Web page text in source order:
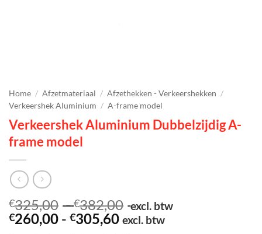
Home / Afzetmateriaal / Afzethekken - Verkeershekken /
Verkeershek Aluminium / A-frame model
Verkeershek Aluminium Dubbelzijdig A-
frame model
€325,00 - €382,00 Prijsklasse:
€325,00
excl. btw
€260,00 - €305,60Prijsklasse:
excl. btw